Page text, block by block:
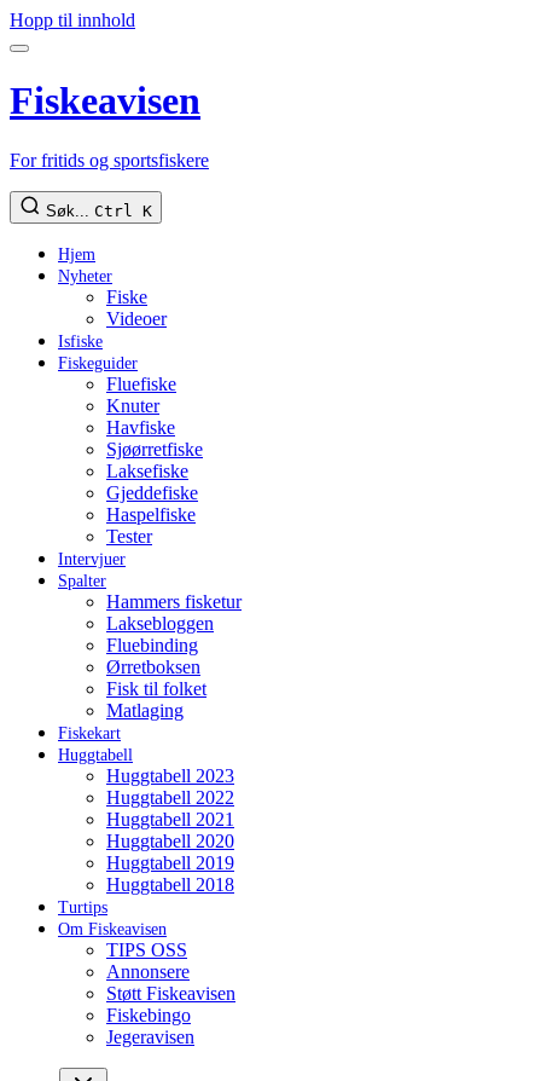
Hopp til innhold
Fiskeavisen
For fritids og sportsfiskere
Søk... Ctrl K
Hjem
Nyheter
Fiske
Videoer
Isfiske
Fiskeguider
Fluefiske
Knuter
Havfiske
Sjøørretfiske
Laksefiske
Gjeddefiske
Haspelfiske
Tester
Intervjuer
Spalter
Hammers fisketur
Laksebloggen
Fluebinding
Ørretboksen
Fisk til folket
Matlaging
Fiskekart
Huggtabell
Huggtabell 2023
Huggtabell 2022
Huggtabell 2021
Huggtabell 2020
Huggtabell 2019
Huggtabell 2018
Turtips
Om Fiskeavisen
TIPS OSS
Annonsere
Støtt Fiskeavisen
Fiskebingo
Jegeravisen